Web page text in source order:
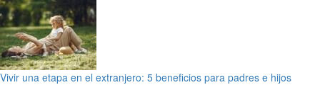
Vivir una etapa en el extranjero: 5 beneficios para padres e hijos